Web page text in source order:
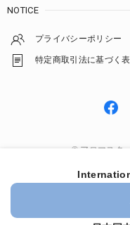
NOTICE
プライバシーポリシー
特定商取引法に基づく
© アロマスク